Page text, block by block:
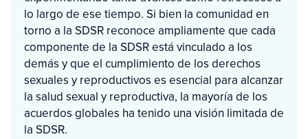
lo largo de ese tiempo. Si bien la comunidad en
torno a la SDSR reconoce ampliamente que cada
componente de la SDSR está vinculado a los
demás y que el cumplimiento de los derechos
sexuales y reproductivos es esencial para alcanzar
la salud sexual y reproductiva, la mayoría de los
acuerdos globales ha tenido una visión limitada de
la SDSR.